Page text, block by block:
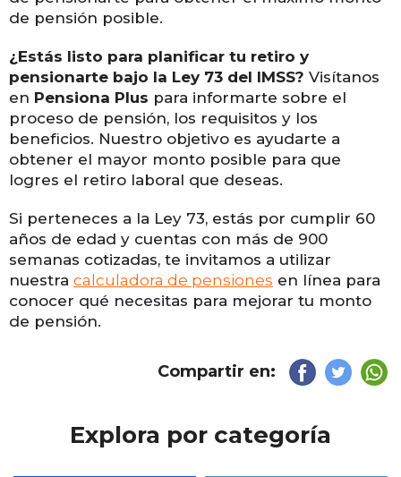
de pensión posible.
¿Estás listo para planificar tu retiro y
pensionarte bajo la Ley 73 del IMSS? Visítanos
en Pensiona Plus para informarte sobre el
proceso de pensión, los requisitos y los
beneficios. Nuestro objetivo es ayudarte a
obtener el mayor monto posible para que
logres el retiro laboral que deseas.
Si perteneces a la Ley 73, estás por cumplir 60
años de edad y cuentas con más de 900
semanas cotizadas, te invitamos a utilizar
nuestra calculadora de pensiones en línea para
conocer qué necesitas para mejorar tu monto
de pensión.
Compartir en:
Explora por categoría